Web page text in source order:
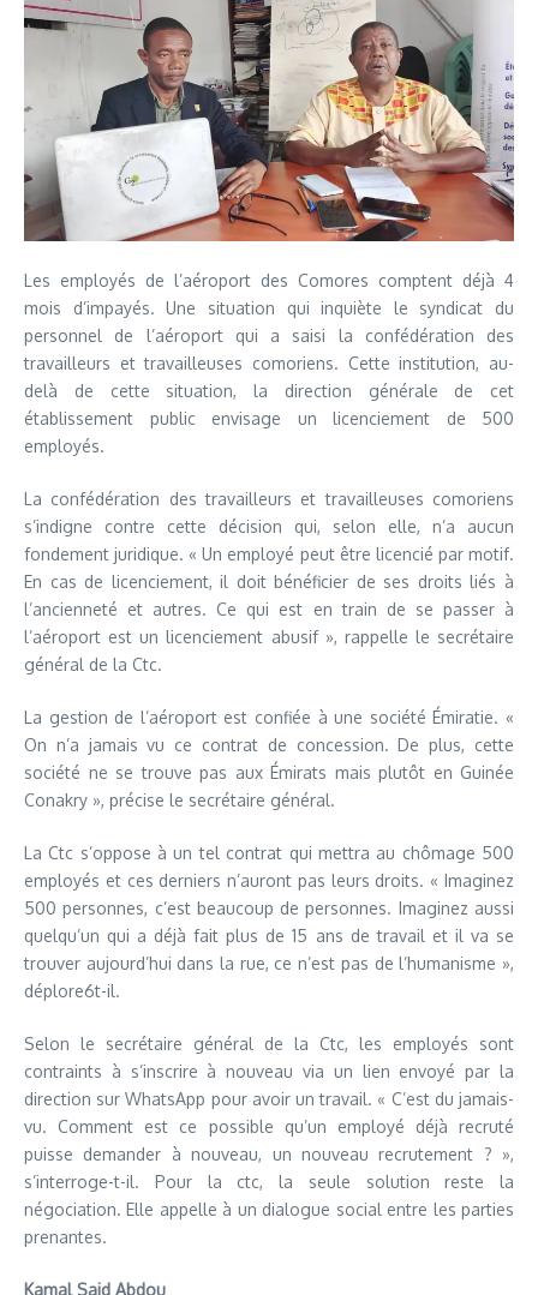
Les employés de l’aéroport des Comores comptent déjà 4
mois d’impayés. Une situation qui inquiète le syndicat du
personnel de l’aéroport qui a saisi la confédération des
travailleurs et travailleuses comoriens. Cette institution, au-
delà de cette situation, la direction générale de cet
établissement public envisage un licenciement de 500
employés.
La confédération des travailleurs et travailleuses comoriens
s’indigne contre cette décision qui, selon elle, n’a aucun
fondement juridique. « Un employé peut être licencié par motif.
En cas de licenciement, il doit bénéficier de ses droits liés à
l’ancienneté et autres. Ce qui est en train de se passer à
l’aéroport est un licenciement abusif », rappelle le secrétaire
général de la Ctc.
La gestion de l’aéroport est confiée à une société Émiratie. «
On n’a jamais vu ce contrat de concession. De plus, cette
société ne se trouve pas aux Émirats mais plutôt en Guinée
Conakry », précise le secrétaire général.
La Ctc s’oppose à un tel contrat qui mettra au chômage 500
employés et ces derniers n’auront pas leurs droits. « Imaginez
500 personnes, c’est beaucoup de personnes. Imaginez aussi
quelqu’un qui a déjà fait plus de 15 ans de travail et il va se
trouver aujourd’hui dans la rue, ce n’est pas de l’humanisme »,
déplore6t-il.
Selon le secrétaire général de la Ctc, les employés sont
contraints à s’inscrire à nouveau via un lien envoyé par la
direction sur WhatsApp pour avoir un travail. « C’est du jamais-
vu. Comment est ce possible qu’un employé déjà recruté
puisse demander à nouveau, un nouveau recrutement ? »,
s’interroge-t-il. Pour la ctc, la seule solution reste la
négociation. Elle appelle à un dialogue social entre les parties
prenantes.
Kamal Said Abdou